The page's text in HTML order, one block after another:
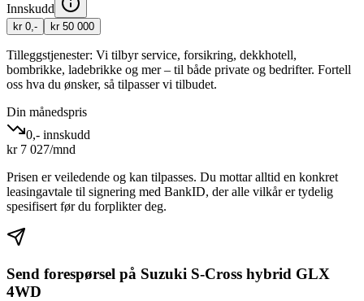
Innskudd
kr 0,- kr 50 000
Tilleggstjenester: Vi tilbyr service, forsikring, dekkhotell,
bombrikke, ladebrikke og mer – til både private og bedrifter. Fortell
oss hva du ønsker, så tilpasser vi tilbudet.
Din månedspris
0,- innskudd
kr 7 027/mnd
Prisen er veiledende og kan tilpasses. Du mottar alltid en konkret
leasingavtale til signering med BankID, der alle vilkår er tydelig
spesifisert før du forplikter deg.
Send forespørsel på Suzuki S-Cross hybrid GLX
4WD